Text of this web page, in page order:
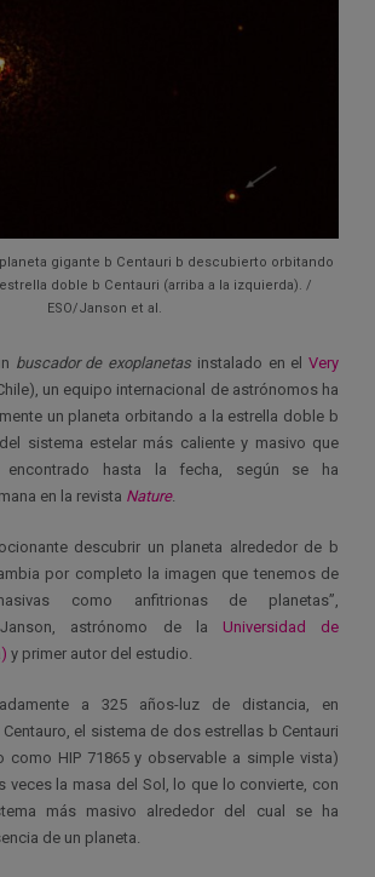
gigante b Centauri b descubierto orbitando
doble b Centauri (arriba a la izquierda). /
ESO/Janson et al.
buscador de exoplanetas instalado en elVery
un equipo internacional de astrónomos ha
un planeta orbitando a la estrella doble b
sistema estelar más caliente y masivo que
encontrado hasta la fecha, según se ha
en la revista Nature.
descubrir un planeta alrededor de b
por completo la imagen que tenemos de
como anfitrionas de planetas”,
astrónomo de la Universidad de
y primer autor del estudio.
a 325 años-luz de distancia, en
el sistema de dos estrellas b Centauri
como HIP 71865 y observable a simple vista)
veces la masa del Sol, lo que lo convierte, con
más masivo alrededor del cual se ha
de un planeta.